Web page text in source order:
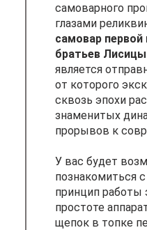
самоварного
глазами
самовар
братьев
является
от которого
сквозь эпохи
знаменитых
прорывов к
У вас будет
познакомиться
принцип работы
простоте
щепок в топке